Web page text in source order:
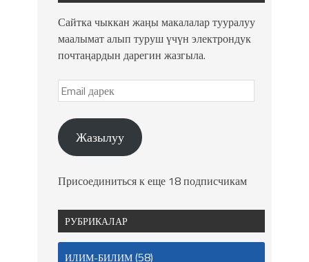
Сайтка чыккан жаңы макалалар тууралуу
маалымат алып туруш үчүн электрондук
почтаңардын дарегин жазгыла.
Жазылуу
Присоединиться к еще 18 подписчикам
РУБРИКАЛАР
ИЛИМ-БИЛИМ(58)